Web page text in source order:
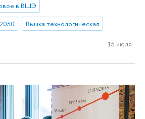
в ВШЭ
Вышка технологическая
15 июля